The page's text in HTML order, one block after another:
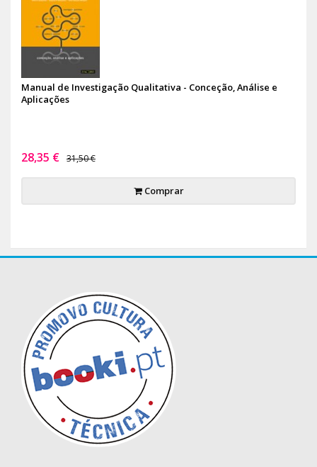
Manual de Investigação Qualitativa - Conceção, Análise e
Aplicações
28,35 € 31,50 €
Comprar